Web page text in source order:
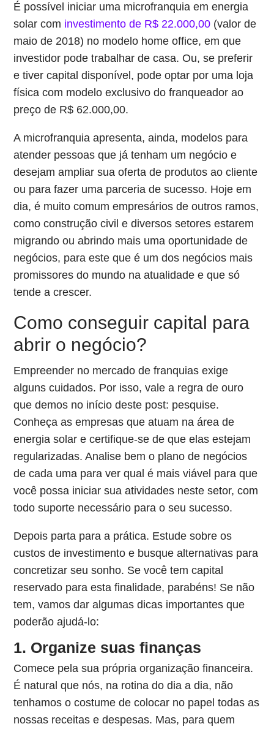
É possível iniciar uma microfranquia em energia
solar com investimento de R$ 22.000,00 (valor de
maio de 2018) no modelo home office, em que
investidor pode trabalhar de casa. Ou, se preferir
e tiver capital disponível, pode optar por uma loja
física com modelo exclusivo do franqueador ao
preço de R$ 62.000,00.
A microfranquia apresenta, ainda, modelos para
atender pessoas que já tenham um negócio e
desejam ampliar sua oferta de produtos ao cliente
ou para fazer uma parceria de sucesso. Hoje em
dia, é muito comum empresários de outros ramos,
como construção civil e diversos setores estarem
migrando ou abrindo mais uma oportunidade de
negócios, para este que é um dos negócios mais
promissores do mundo na atualidade e que só
tende a crescer.
Como conseguir capital para
abrir o negócio?
Empreender no mercado de franquias exige
alguns cuidados. Por isso, vale a regra de ouro
que demos no início deste post: pesquise.
Conheça as empresas que atuam na área de
energia solar e certifique-se de que elas estejam
regularizadas. Analise bem o plano de negócios
de cada uma para ver qual é mais viável para que
você possa iniciar sua atividades neste setor, com
todo suporte necessário para o seu sucesso.
Depois parta para a prática. Estude sobre os
custos de investimento e busque alternativas para
concretizar seu sonho. Se você tem capital
reservado para esta finalidade, parabéns! Se não
tem, vamos dar algumas dicas importantes que
poderão ajudá-lo:
1. Organize suas finanças
Comece pela sua própria organização financeira.
É natural que nós, na rotina do dia a dia, não
tenhamos o costume de colocar no papel todas as
nossas receitas e despesas. Mas, para quem